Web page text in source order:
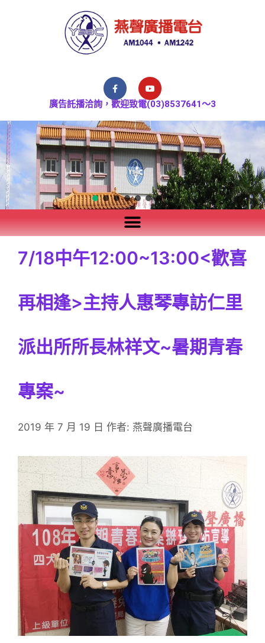
廣告託播洽詢，歡迎致電(03)8537641～3
7/18中午12:00~13:00<歡喜
再相逢>主持人惠琴專訪仁里
派出所所長林祥文~暑期青春
專案~
2019 年 7 月 19 日 作者: 燕聲廣播電台